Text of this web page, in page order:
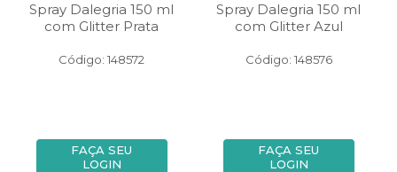
Spray Dalegria 150 ml
com Glitter Prata
Código: 148572
FAÇA SEU
LOGIN
Spray Dalegria 150 ml
com Glitter Azul
Código: 148576
FAÇA SEU
LOGIN